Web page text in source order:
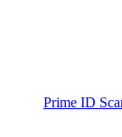
Prime ID